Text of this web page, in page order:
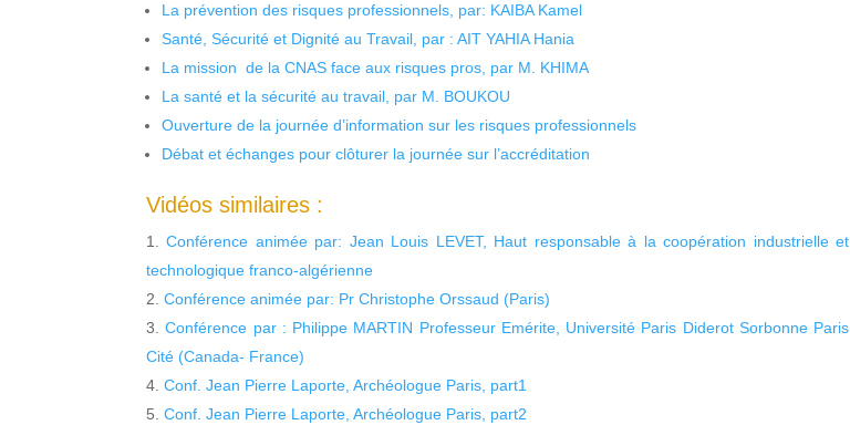
La prévention des risques professionnels, par: KAIBA Kamel
Santé, Sécurité et Dignité au Travail, par : AIT YAHIA Hania
La mission de la CNAS face aux risques pros, par M. KHIMA
La santé et la sécurité au travail, par M. BOUKOU
Ouverture de la journée d’information sur les risques professionnels
Débat et échanges pour clôturer la journée sur l’accréditation
Vidéos similaires :
Conférence animée par: Jean Louis LEVET, Haut responsable à la coopération industrielle et
technologique franco-algérienne
Conférence animée par: Pr Christophe Orssaud (Paris)
Conférence par : Philippe MARTIN Professeur Emérite, Université Paris Diderot Sorbonne Paris
Cité (Canada- France)
Conf. Jean Pierre Laporte, Archéologue Paris, part1
Conf. Jean Pierre Laporte, Archéologue Paris, part2